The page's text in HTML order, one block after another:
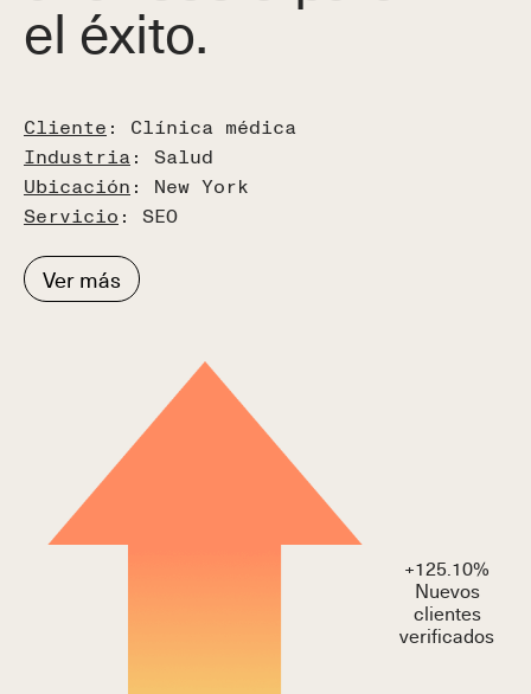
España
Calle Real, 59, 29680
USA
Colombia
Ecuador y Chile
el éxito.
Cliente : Clínica médica
Industria: Salud
Ubicación : New York
Servicio : SEO
Ver más
+125.10%
Nuevos
clientes
verificados